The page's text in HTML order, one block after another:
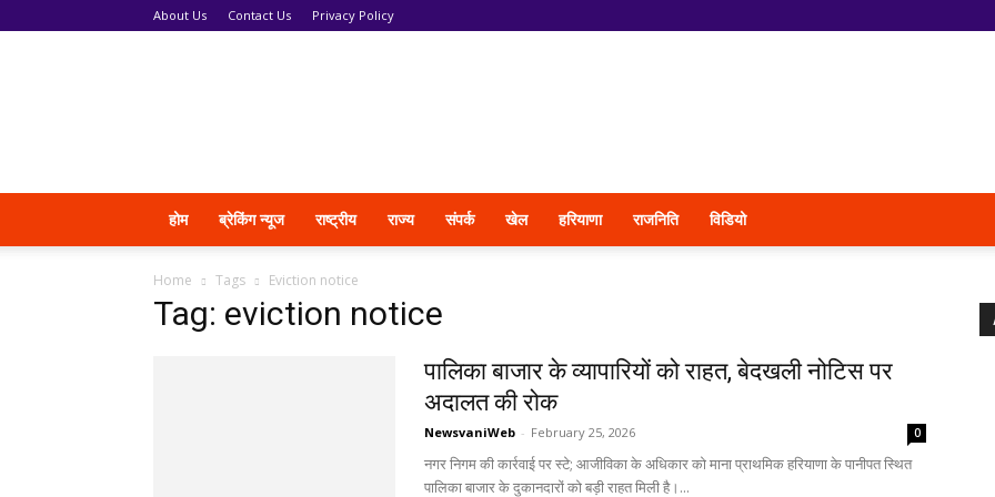
About Us Contact Us Privacy Policy
होम ब्रेकिंग न्यूज राष्ट्रीय राज्य संपर्क खेल हरियाणा राजनिति विडियो
Home Tags Eviction notice
Tag: eviction notice
पालिका बाजार के व्यापारियों को राहत, बेदखली नोटिस पर
अदालत की रोक
NewsvaniWeb - February 25, 2026 0
नगर निगम की कार्रवाई पर स्टे; आजीविका के अधिकार को माना प्राथमिक हरियाणा के पानीपत स्थित
पालिका बाजार के दुकानदारों को बड़ी राहत मिली है।...